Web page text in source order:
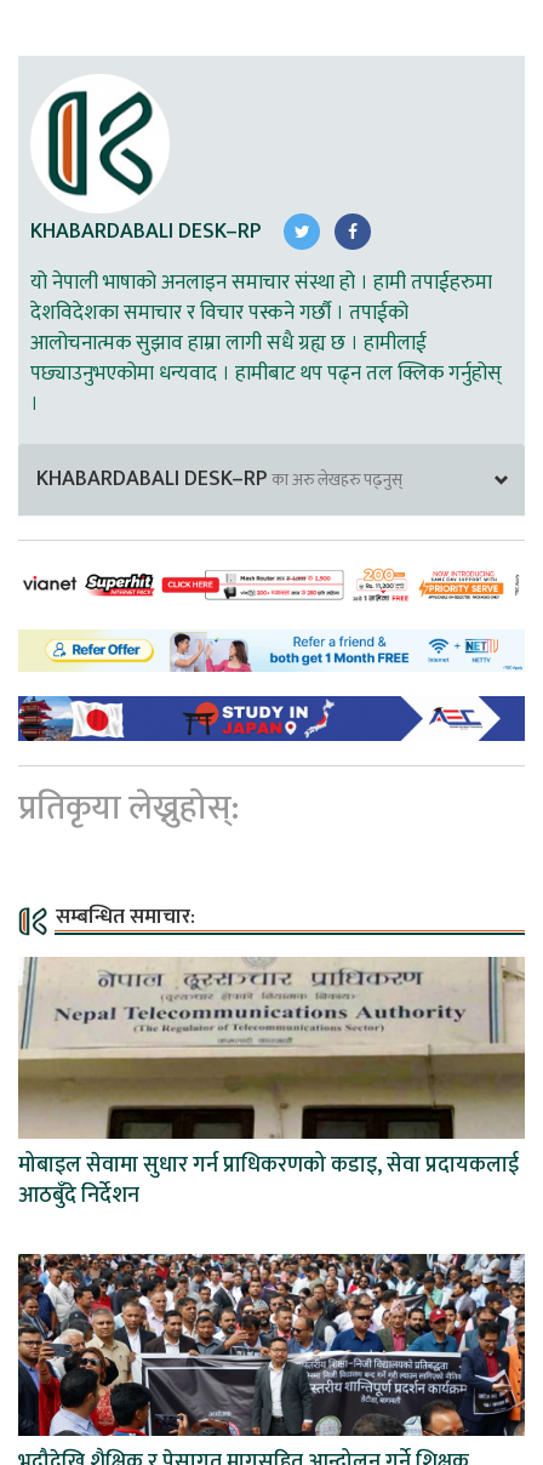
KHABARDABALI DESK–RP
यो नेपाली भाषाको अनलाइन समाचार संस्था हो । हामी तपाईहरुमा
देशविदेशका समाचार र विचार पस्कने गर्छौ । तपाईको
आलोचनात्मक सुझाव हाम्रा लागी सधै ग्रह्य छ । हामीलाई
पछ्याउनुभएकोमा धन्यवाद । हामीबाट थप पढ्न तल क्लिक गर्नुहोस्
।
KHABARDABALI DESK–RPका अरु लेखहरु पढ्नुस्
प्रतिकृया लेख्नुहोस्:
सम्बन्धित समाचार:
मोबाइल सेवामा सुधार गर्न प्राधिकरणको कडाइ, सेवा प्रदायकलाई
आठबुँदे निर्देशन